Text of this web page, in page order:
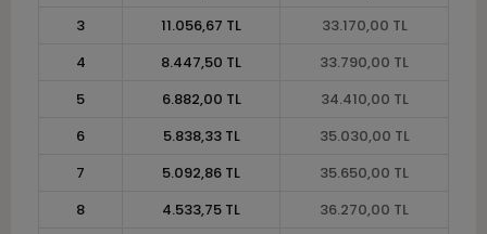
3
11.056,67 TL
33.170,00 TL
4
8.447,50 TL
33.790,00 TL
5
6.882,00 TL
34.410,00 TL
6
5.838,33 TL
35.030,00 TL
7
5.092,86 TL
35.650,00 TL
8
4.533,75 TL
36.270,00 TL